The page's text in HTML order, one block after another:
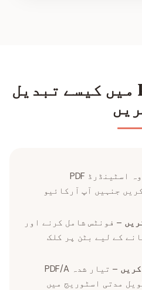
PDF کو PDF/A میں کیسے تبدیل
– وہ اسٹینڈرڈ PDF
جنہیں آپ آرکائیو
– فونٹس شامل کرنے اور
کے لیے بٹن پر کلک
– تیار شدہ PDF/A
مدتی اسٹوریج میں